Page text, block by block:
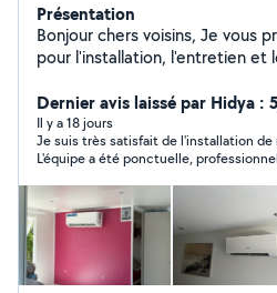
Présentation
Bonjour chers voisins, Je vous propose mes services
pour l'installation, l'entretien et
réparation) Chaudières toutes énergies Cumulus /
Chauffe-eaux Dépannage gaz tous types d'appareils
Travaux de plomberie (fuites,
Professionnel, rapide et à
avec sérieux et efficacité.
Dernier avis laissé par Hidya :
Il y a 18 jours
Je suis très satisfait de l'installation
L'équipe a été ponctuelle,
étaient claires, et le chantier a été
La climatisation fonctionne parfaitement. Suite à
expérience très positive, j'ai
membre de ma famille, qui a
services et en est tout aussi satisfait.
entreprise sans hésitation pour son